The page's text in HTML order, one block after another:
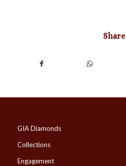
Share
GIA Diamonds
Collections
Engagement